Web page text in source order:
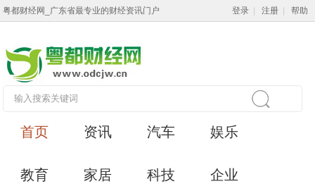
粤都财经网_广东省最专业的财经资讯门户 登录 注册 帮助
首页 资讯 汽车 娱乐
教育 家居 科技 企业